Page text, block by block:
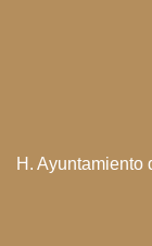
H. Ayuntamiento